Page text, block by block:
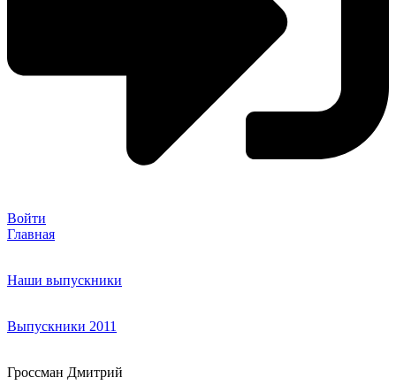
Войти
Главная
Наши выпускники
Выпускники 2011
Гроссман Дмитрий